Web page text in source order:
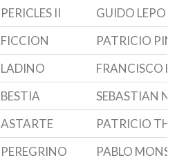
PERICLES II
GUIDO LEPORI
FICCION
PATRICIO
LADINO
FRANCISCO
BESTIA
SEBASTIAN
ASTARTE
PATRICIO
PEREGRINO PABLO